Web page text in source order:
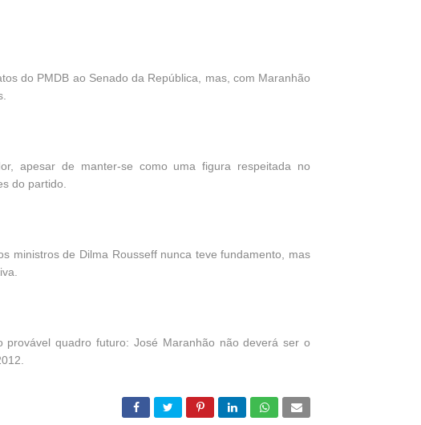
do PMDB ao Senado da República, mas, com Maranhão
apesar de manter-se como uma figura respeitada no
do partido.
ministros de Dilma Rousseff nunca teve fundamento, mas
quadro futuro: José Maranhão não deverá ser o